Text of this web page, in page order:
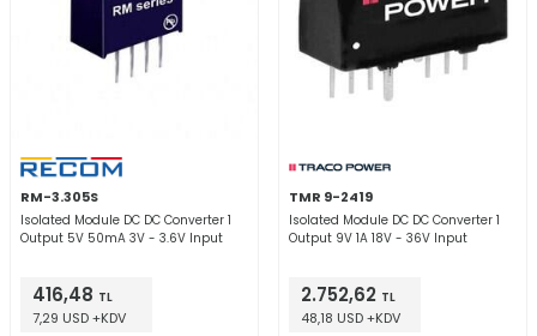
RM-3.305S
Isolated Module DC DC Converter 1
Output 5V 50mA 3V - 3.6V Input
416,48 TL
7,29 USD +KDV
TMR 9-2419
Isolated Module DC DC Converter 1
Output 9V 1A 18V - 36V Input
2.752,62 TL
48,18 USD +KDV